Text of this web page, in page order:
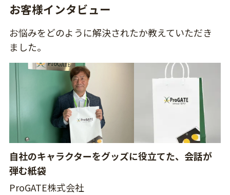
お客様インタビュー
お悩みをどのように解決されたか教えていただき
ました。
自社のキャラクターをグッズに役立てた、会話が
弾む紙袋
ProGATE株式会社